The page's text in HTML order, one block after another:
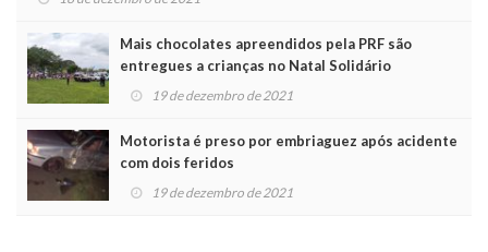
Mais chocolates apreendidos pela PRF são
entregues a crianças no Natal Solidário
19 de dezembro de 2021
Motorista é preso por embriaguez após acidente
com dois feridos
19 de dezembro de 2021